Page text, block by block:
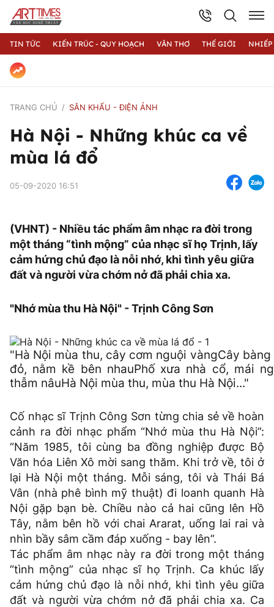
TIN TỨC KIẾN TRÚC - QUY HOẠCH VĂN THƠ THẾ GIỚI
TRANG CHỦ SÂN KHẤU - ĐIỆN ẢNH
Hà Nội - Những khúc ca về
mùa lá đổ
05-09-2020 16:51
(VHNT) - Nhiều tác phẩm âm nhạc ra đời trong
một tháng “tình mộng” của nhạc sĩ họ Trịnh, lấy
cảm hứng chủ đạo là nỗi nhớ, khi tình yêu giữa
đất và người vừa chớm nở đã phải chia xa.
"Nhớ mùa thu Hà Nội" - Trịnh Công Sơn
"Hà Nội mùa thu, cây cơm nguội vàngCây bàng
đỏ, nằm kề bên nhauPhố xưa nhà cổ, mái
thẫm nâuHà Nội mùa thu, mùa thu Hà Nội..."
Cố nhạc sĩ Trịnh Công Sơn từng chia sẻ về hoàn
cảnh ra đời nhạc phẩm “Nhớ mùa thu Hà Nội”:
“Năm 1985, tôi cùng ba đồng nghiệp được Bộ
Văn hóa Liên Xô mời sang thăm. Khi trở về, tôi ở
lại Hà Nội một tháng. Mỗi sáng, tôi và Thái Bá
Vân (nhà phê bình mỹ thuật) đi loanh quanh Hà
Nội gặp bạn bè. Chiều nào cả hai cũng lên Hồ
Tây, nằm bên hồ với chai Ararat, uống lai rai và
nhìn bầy sâm cầm đáp xuống - bay lên”.
Tác phẩm âm nhạc này ra đời trong một tháng
“tình mộng” của nhạc sĩ họ Trịnh. Ca khúc lấy
cảm hứng chủ đạo là nỗi nhớ, khi tình yêu giữa
đất và người vừa chớm nở đã phải chia xa. Ca